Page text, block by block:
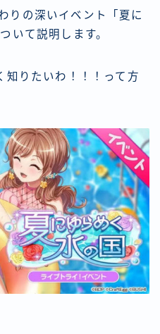
りの深いイベント「夏に
いて説明します。
知りたいわ！！！って方